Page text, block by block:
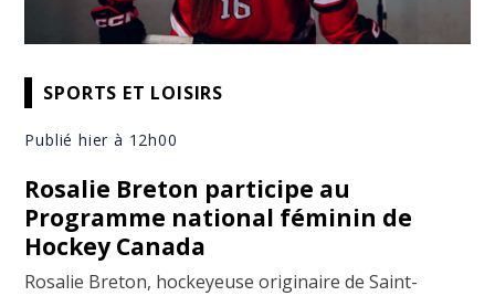
SPORTS ET LOISIRS
Publié hier à 12h00
Rosalie Breton participe au
Programme national féminin de
Hockey Canada
Rosalie Breton, hockeyeuse originaire de Saint-